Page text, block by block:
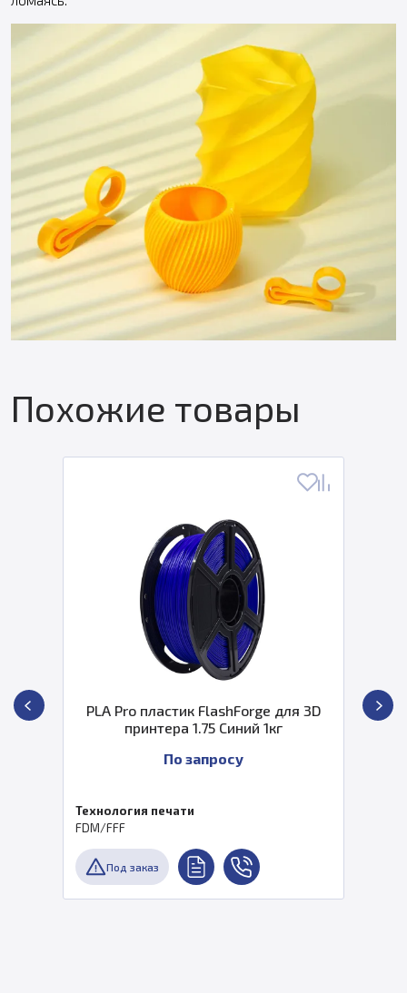
Похожие товары
PLA Pro пластик FlashForge для 3D
принтера 1.75 Синий 1кг
По запросу
Технология печати
FDM/FFF
Под заказ